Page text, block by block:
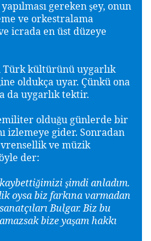
gereken şey, onun
ve orkestralama
icrada en üst düzeye
kültürünü uygarlık
ine oldukça uyar. Çünkü ona
da uygarlık tektir.
olduğu günlerde bir
izlemeye gider. Sonradan
ve müzik
der:
kaybettiğimizi şimdi anladım.
oysa biz farkına varmadan
Bulgar. Biz bu
amazsak bize yaşam hakkı